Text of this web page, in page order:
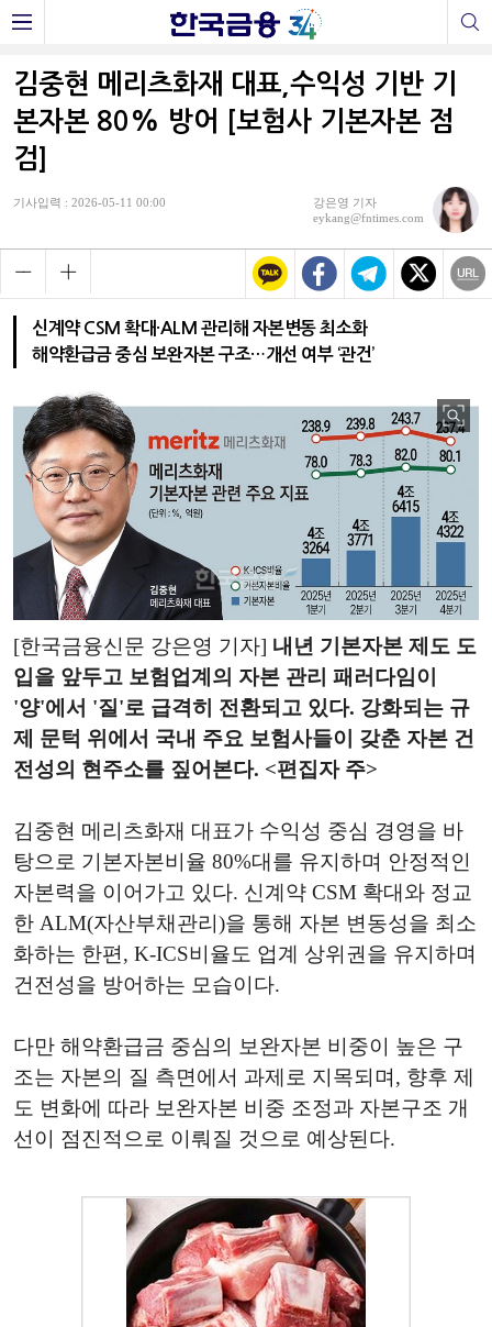
김중현 메리츠화재 대표,수익성 기반 기
본자본 80% 방어 [보험사 기본자본 점
검]
기사입력 : 2026-05-11 00:00
강은영 기자
eykang@fntimes.com
신계약 CSM 확대·ALM 관리해 자본변동 최소화
해약환급금 중심 보완자본 구조…개선 여부 ‘관건’
[한국금융신문 강은영 기자] 내년 기본자본 제도 도
입을 앞두고 보험업계의 자본 관리 패러다임이
'양'에서 '질'로 급격히 전환되고 있다. 강화되는 규
제 문턱 위에서 국내 주요 보험사들이 갖춘 자본 건
전성의 현주소를 짚어본다. <편집자 주>
김중현 메리츠화재 대표가 수익성 중심 경영을 바
탕으로 기본자본비율 80%대를 유지하며 안정적인
자본력을 이어가고 있다. 신계약 CSM 확대와 정교
한 ALM(자산부채관리)을 통해 자본 변동성을 최소
화하는 한편, K-ICS비율도 업계 상위권을 유지하며
건전성을 방어하는 모습이다.
다만 해약환급금 중심의 보완자본 비중이 높은 구
조는 자본의 질 측면에서 과제로 지목되며, 향후 제
도 변화에 따라 보완자본 비중 조정과 자본구조 개
선이 점진적으로 이뤄질 것으로 예상된다.